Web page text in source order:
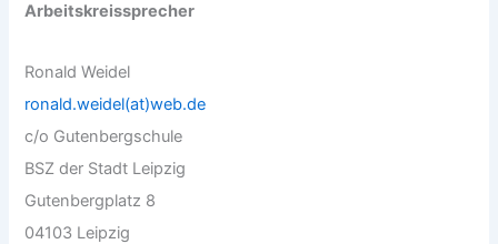
Arbeitskreissprecher
Ronald Weidel
ronald.weidel(at)web.de
c/o Gutenbergschule
BSZ der Stadt Leipzig
Gutenbergplatz 8
04103 Leipzig